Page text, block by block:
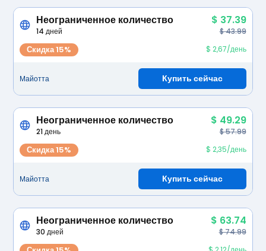
Неограниченное количество $ 37.39
14 дней $ 43.99
Скидка 15% $ 2,67/день
Майотта Купить сейчас
Неограниченное количество $ 49.29
21 день $ 57.99
Скидка 15% $ 2,35/день
Майотта Купить сейчас
Неограниченное количество $ 63.74
30 дней $ 74.99